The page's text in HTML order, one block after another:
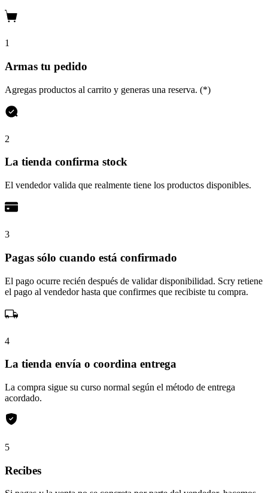
1
Armas tu pedido
Agregas productos al carrito y generas una reserva. (*)
2
La tienda confirma stock
El vendedor valida que realmente tiene los productos disponibles.
3
Pagas sólo cuando está confirmado
El pago ocurre recién después de validar disponibilidad. Scry retiene
el pago al vendedor hasta que confirmes que recibiste tu compra.
4
La tienda envía o coordina entrega
La compra sigue su curso normal según el método de entrega
acordado.
5
Recibes